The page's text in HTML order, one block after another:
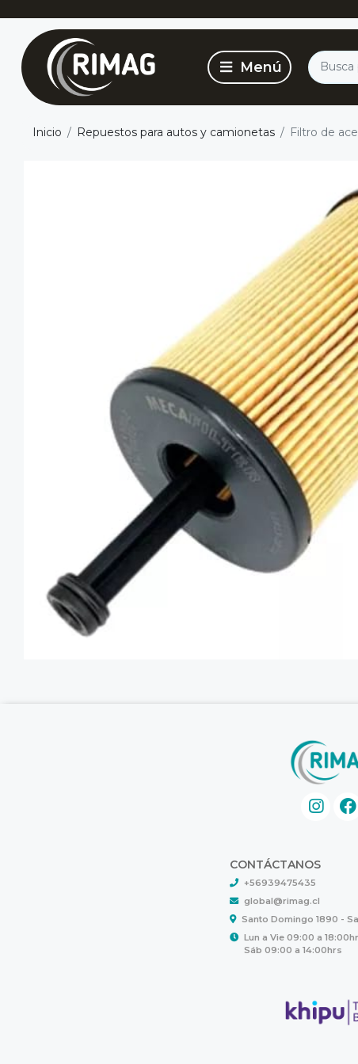
Inicio Repuestos para autos y camionetas Filtro de
CONTÁCTANOS
+56939475435
global@rimag.cl
Santo Domingo 1890 -
Lun a Vie 09:00 a
Sáb 09:00 a 14:00hrs